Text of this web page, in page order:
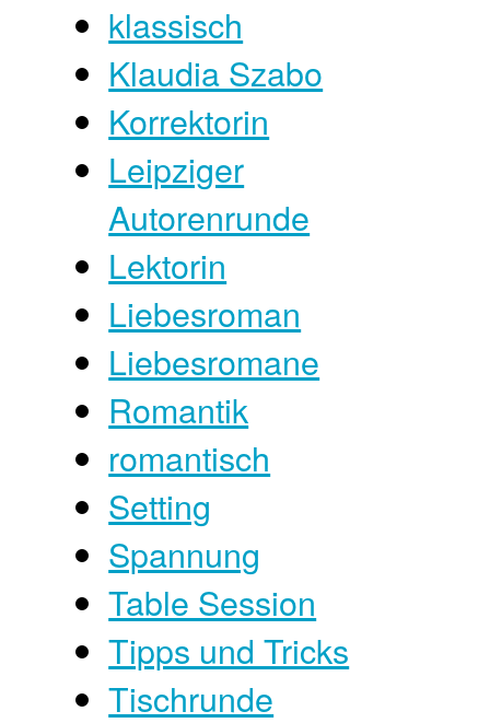
klassisch
Klaudia Szabo
Korrektorin
Leipziger
Autorenrunde
Lektorin
Liebesroman
Liebesromane
Romantik
romantisch
Setting
Spannung
Table Session
Tipps und Tricks
Tischrunde